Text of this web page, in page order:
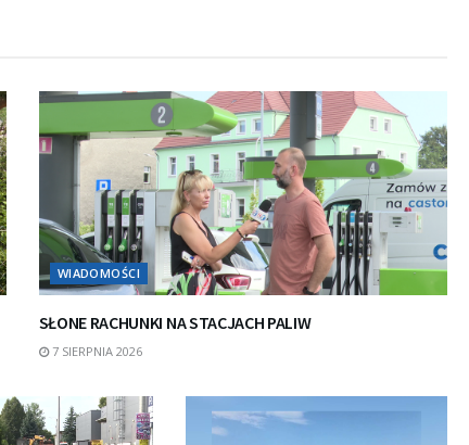
WIADOMOŚCI
SŁONE RACHUNKI NA STACJACH PALIW
7 SIERPNIA 2026